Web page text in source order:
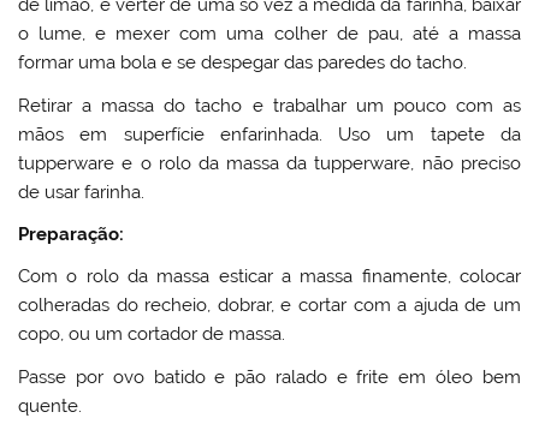
de limão, e verter de uma só vez a medida da farinha, baixar
o lume, e mexer com uma colher de pau, até a massa
formar uma bola e se despegar das paredes do tacho.
Retirar a massa do tacho e trabalhar um pouco com as
mãos em superfície enfarinhada. Uso um tapete da
tupperware e o rolo da massa da tupperware, não preciso
de usar farinha.
Preparação:
Com o rolo da massa esticar a massa finamente, colocar
colheradas do recheio, dobrar, e cortar com a ajuda de um
copo, ou um cortador de massa.
Passe por ovo batido e pão ralado e frite em óleo bem
quente.